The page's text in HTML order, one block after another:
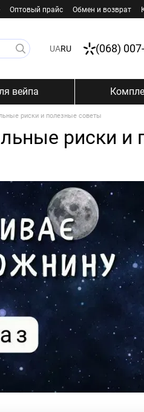
Оптовый прайс Обмен и возврат
UARU (068)
вейпа
риски и полезные советы
риски и